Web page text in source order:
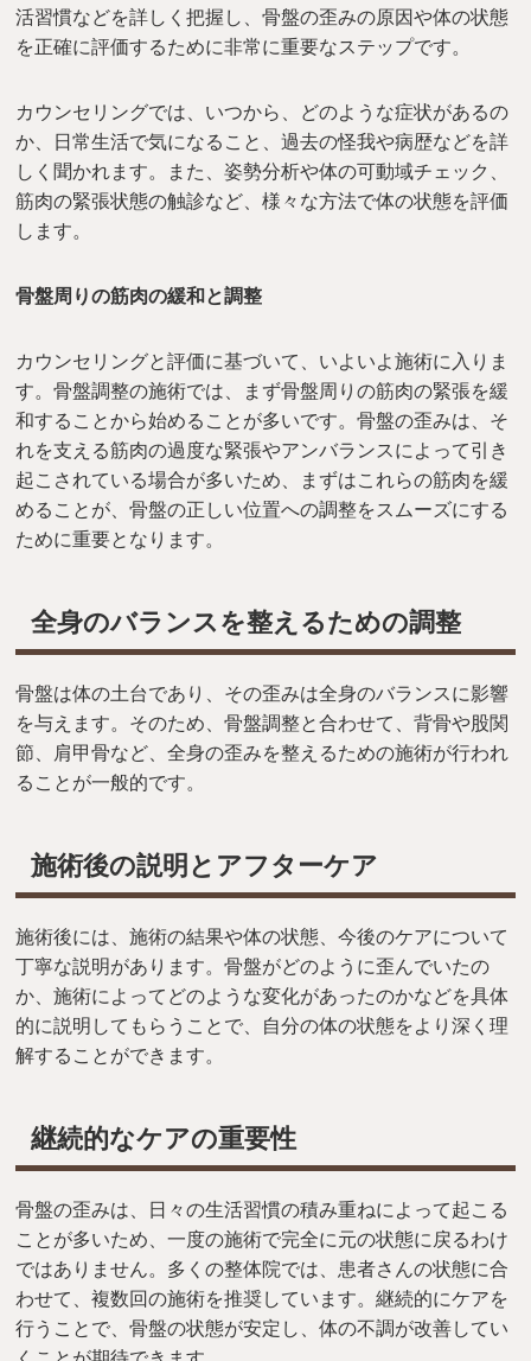
活習慣などを詳しく把握し、骨盤の歪みの原因や体の状態
を正確に評価するために非常に重要なステップです。
カウンセリングでは、いつから、どのような症状があるの
か、日常生活で気になること、過去の怪我や病歴などを詳
しく聞かれます。また、姿勢分析や体の可動域チェック、
筋肉の緊張状態の触診など、様々な方法で体の状態を評価
します。
骨盤周りの筋肉の緩和と調整
カウンセリングと評価に基づいて、いよいよ施術に入りま
す。骨盤調整の施術では、まず骨盤周りの筋肉の緊張を緩
和することから始めることが多いです。骨盤の歪みは、そ
れを支える筋肉の過度な緊張やアンバランスによって引き
起こされている場合が多いため、まずはこれらの筋肉を緩
めることが、骨盤の正しい位置への調整をスムーズにする
ために重要となります。
全身のバランスを整えるための調整
骨盤は体の土台であり、その歪みは全身のバランスに影響
を与えます。そのため、骨盤調整と合わせて、背骨や股関
節、肩甲骨など、全身の歪みを整えるための施術が行われ
ることが一般的です。
施術後の説明とアフターケア
施術後には、施術の結果や体の状態、今後のケアについて
丁寧な説明があります。骨盤がどのように歪んでいたの
か、施術によってどのような変化があったのかなどを具体
的に説明してもらうことで、自分の体の状態をより深く理
解することができます。
継続的なケアの重要性
骨盤の歪みは、日々の生活習慣の積み重ねによって起こる
ことが多いため、一度の施術で完全に元の状態に戻るわけ
ではありません。多くの整体院では、患者さんの状態に合
わせて、複数回の施術を推奨しています。継続的にケアを
行うことで、骨盤の状態が安定し、体の不調が改善してい